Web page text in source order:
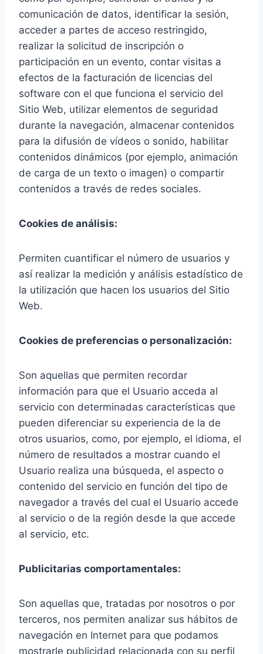
comunicación de datos, identificar la sesión,
acceder a partes de acceso restringido,
realizar la solicitud de inscripción o
participación en un evento, contar visitas a
efectos de la facturación de licencias del
software con el que funciona el servicio del
Sitio Web, utilizar elementos de seguridad
durante la navegación, almacenar contenidos
para la difusión de vídeos o sonido, habilitar
contenidos dinámicos (por ejemplo, animación
de carga de un texto o imagen) o compartir
contenidos a través de redes sociales.
Cookies de análisis:
Permiten cuantificar el número de usuarios y
así realizar la medición y análisis estadístico de
la utilización que hacen los usuarios del Sitio
Web.
Cookies de preferencias o personalización:
Son aquellas que permiten recordar
información para que el Usuario acceda al
servicio con determinadas características que
pueden diferenciar su experiencia de la de
otros usuarios, como, por ejemplo, el idioma, el
número de resultados a mostrar cuando el
Usuario realiza una búsqueda, el aspecto o
contenido del servicio en función del tipo de
navegador a través del cual el Usuario accede
al servicio o de la región desde la que accede
al servicio, etc.
Publicitarias comportamentales:
Son aquellas que, tratadas por nosotros o por
terceros, nos permiten analizar sus hábitos de
navegación en Internet para que podamos
mostrarle publicidad relacionada con su perfil